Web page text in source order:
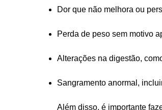
Dor que não melhora ou
Perda de peso sem motivo
Alterações na digestão,
Sangramento anormal,
Além disso, é importante